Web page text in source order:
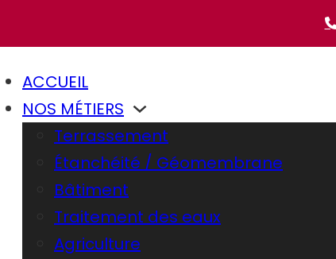
ACCUEIL
NOS MÉTIERS
Terrassement
Étanchéité / Géomembrane
Bâtiment
Traitement des eaux
Agriculture